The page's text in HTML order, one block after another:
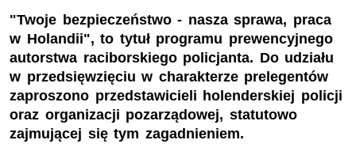
"Twoje bezpieczeństwo - nasza sprawa, praca
w Holandii", to tytuł programu prewencyjnego
autorstwa raciborskiego policjanta. Do udziału
w przedsięwzięciu w charakterze prelegentów
zaproszono przedstawicieli holenderskiej policji
oraz organizacji pozarządowej, statutowo
zajmującej się tym zagadnieniem.